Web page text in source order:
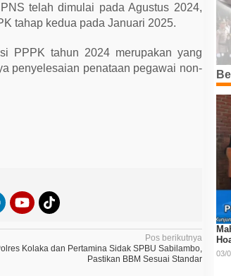
telah dimulai pada Agustus 2024,
tahap kedua pada Januari 2025.
PPPK tahun 2024 merupakan yang
penyelesaian penataan pegawai non-
Pos berikutnya
Kolaka dan Pertamina Sidak SPBU Sabilambo,
Pastikan BBM Sesuai Standar
03/